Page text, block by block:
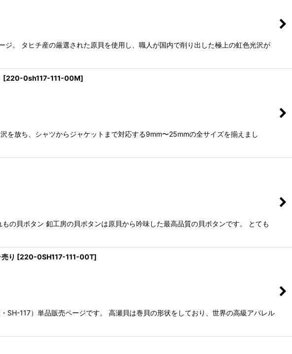
。 タヒチ産の厳選された原貝を使用し、職人が国内で削り出した極上の虹色光沢が
[220-0sh117-111-00M]
放ち、シャツからジャケットまで対応する9mm〜25mmの全サイズを揃えまし
貝ボタン 釦工房の貝ボタンは原貝から吟味した最高品質の貝ボタンです。 とても
り [220-0SH117-111-00T]
117）単品販売ページです。 高瀬貝は巻貝の形状をしており、世界の高級アパレル